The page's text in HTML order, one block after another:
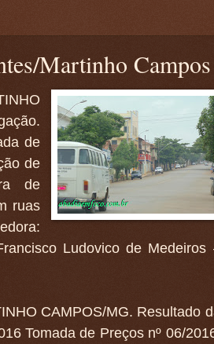
Martinho Campos
de
de
de
ruas
Ludovico de Medeiros
CAMPOS/MG. Resultado
Tomada de Preços nº 06/